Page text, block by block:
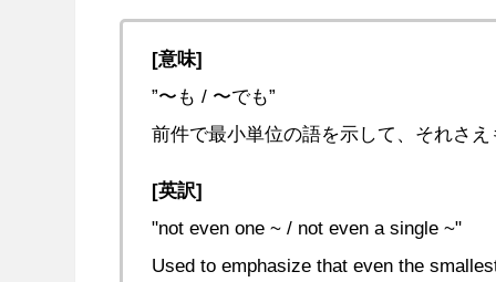
[意味]
”〜も / 〜でも”
前件で最小単位の語を示して、それさ
[英訳]
"not even one ~ / not even a single ~"
Used to emphasize that even the